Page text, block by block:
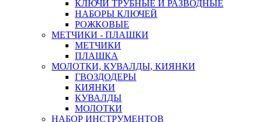
КЛЮЧИ ТРУБНЫЕ И РАЗВОДНЫЕ
НАБОРЫ КЛЮЧЕЙ
РОЖКОВЫЕ
МЕТЧИКИ - ПЛАШКИ
МЕТЧИКИ
ПЛАШКА
МОЛОТКИ, КУВАЛДЫ, КИЯНКИ
ГВОЗДОДЕРЫ
КИЯНКИ
КУВАЛДЫ
МОЛОТКИ
НАБОР ИНСТРУМЕНТОВ